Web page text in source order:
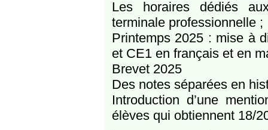
Les horaires dédiés
terminale professionnelle ;
Printemps 2025 : mise à
et CE1 en français et en
Brevet 2025
Des notes séparées en
Introduction d’une
élèves qui obtiennent 18/